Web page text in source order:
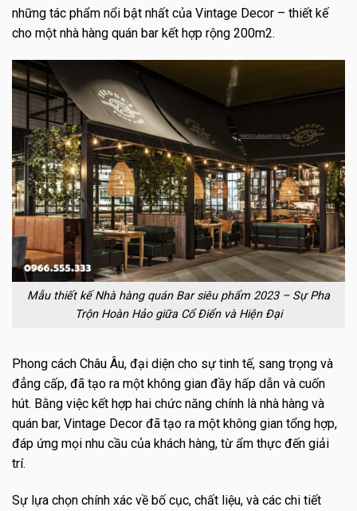
những tác phẩm nổi bật nhất của Vintage Decor – thiết kế
cho một nhà hàng quán bar kết hợp rộng 200m2.
Mẫu thiết kế Nhà hàng quán Bar siêu phẩm 2023 – Sự Pha
Trộn Hoàn Hảo giữa Cổ Điển và Hiện Đại
Phong cách Châu Âu, đại diện cho sự tinh tế, sang trọng và
đẳng cấp, đã tạo ra một không gian đầy hấp dẫn và cuốn
hút. Bằng việc kết hợp hai chức năng chính là nhà hàng và
quán bar, Vintage Decor đã tạo ra một không gian tổng hợp,
đáp ứng mọi nhu cầu của khách hàng, từ ẩm thực đến giải
trí.
Sự lựa chọn chính xác về bố cục, chất liệu, và các chi tiết